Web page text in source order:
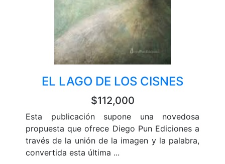
EL LAGO DE LOS CISNES
$112,000
Esta publicación supone una novedosa
propuesta que ofrece Diego Pun Ediciones a
través de la unión de la imagen y la palabra,
convertida esta última ...